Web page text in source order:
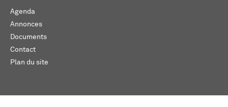
Agenda
Annonces
Documents
Contact
Plan du site